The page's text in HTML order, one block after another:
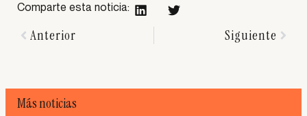
Comparte esta noticia:
Anterior Siguiente
Más noticias